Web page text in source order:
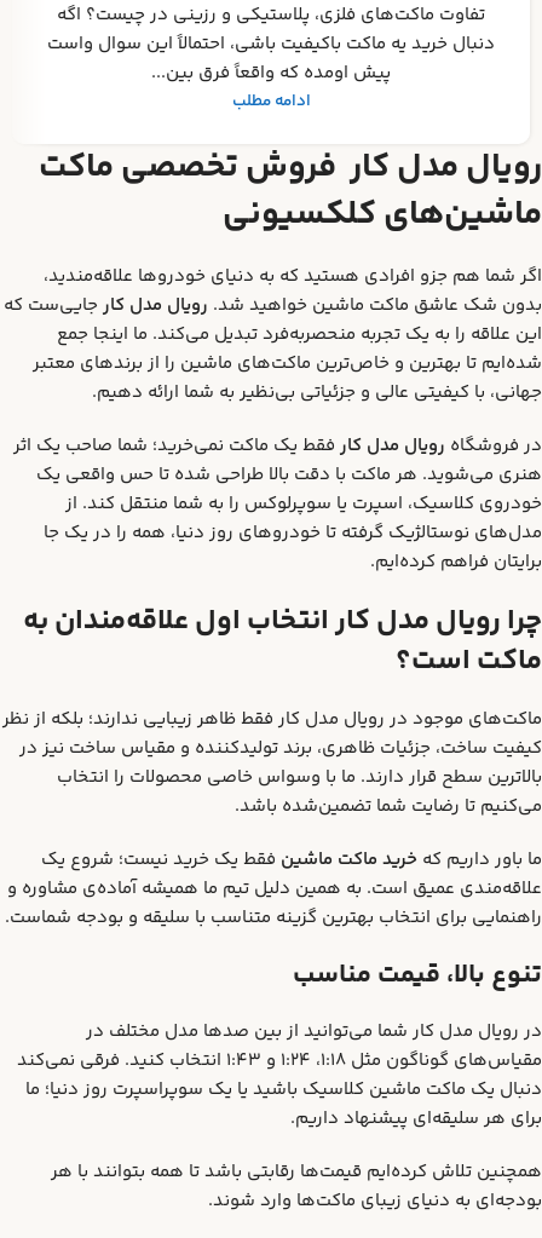
تفاوت ماکت‌های فلزی، پلاستیکی و رزینی در چیست؟ اگه
دنبال خرید یه ماکت باکیفیت باشی، احتمالاً این سوال واست
پیش اومده که واقعاً فرق بین...
ادامه مطلب
رویال مدل کار فروش تخصصی ماکت
ماشین‌های کلکسیونی
اگر شما هم جزو افرادی هستید که به دنیای خودروها علاقه‌مندید،
بدون شک عاشق ماکت ماشین خواهید شد. رویال مدل کار جایی‌ست که
این علاقه را به یک تجربه منحصربه‌فرد تبدیل می‌کند. ما اینجا جمع
شده‌ایم تا بهترین و خاص‌ترین ماکت‌های ماشین را از برندهای معتبر
جهانی، با کیفیتی عالی و جزئیاتی بی‌نظیر به شما ارائه دهیم.
در فروشگاه رویال مدل کار فقط یک ماکت نمی‌خرید؛ شما صاحب یک اثر
هنری می‌شوید. هر ماکت با دقت بالا طراحی شده تا حس واقعی یک
خودروی کلاسیک، اسپرت یا سوپرلوکس را به شما منتقل کند. از
مدل‌های نوستالژیک گرفته تا خودروهای روز دنیا، همه را در یک جا
برایتان فراهم کرده‌ایم.
چرا رویال مدل کار انتخاب اول علاقه‌مندان به
ماکت است؟
ماکت‌های موجود در رویال مدل کار فقط ظاهر زیبایی ندارند؛ بلکه از نظر
کیفیت ساخت، جزئیات ظاهری، برند تولیدکننده و مقیاس ساخت نیز در
بالاترین سطح قرار دارند. ما با وسواس خاصی محصولات را انتخاب
می‌کنیم تا رضایت شما تضمین‌شده باشد.
ما باور داریم که خرید ماکت ماشین فقط یک خرید نیست؛ شروع یک
علاقه‌مندی عمیق است. به همین دلیل تیم ما همیشه آماده‌ی مشاوره و
راهنمایی برای انتخاب بهترین گزینه متناسب با سلیقه و بودجه شماست.
تنوع بالا، قیمت مناسب
در رویال مدل کار شما می‌توانید از بین صدها مدل مختلف در
مقیاس‌های گوناگون مثل 1:18، 1:24 و 1:43 انتخاب کنید. فرقی نمی‌کند
دنبال یک ماکت ماشین کلاسیک باشید یا یک سوپراسپرت روز دنیا؛ ما
برای هر سلیقه‌ای پیشنهاد داریم.
همچنین تلاش کرده‌ایم قیمت‌ها رقابتی باشد تا همه بتوانند با هر
بودجه‌ای به دنیای زیبای ماکت‌ها وارد شوند.